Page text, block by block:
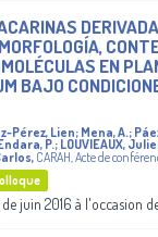
EN
BAJO
Pérez, Lien; Mena, A.;
P.; LOUVIEAUX,
, CARAH Acte de
juin 2016 à l'occasion